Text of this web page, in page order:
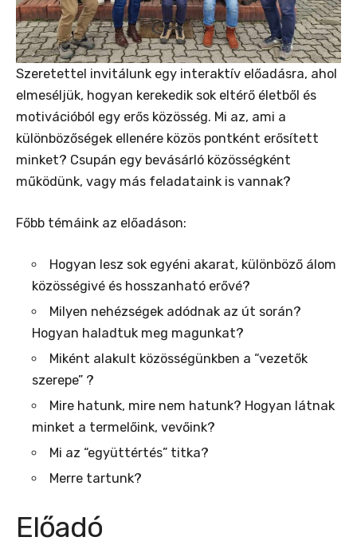
Szeretettel invitálunk egy interaktív előadásra, ahol
elmeséljük, hogyan kerekedik sok eltérő életből és
motivációból egy erős közösség. Mi az, ami a
különbözőségek ellenére közös pontként erősített
minket? Csupán egy bevásárló közösségként
működünk, vagy más feladataink is vannak?
Főbb témáink az előadáson:
Hogyan lesz sok egyéni akarat, különböző álom
közösségivé és hosszanható erővé?
Milyen nehézségek adódnak az út során?
Hogyan haladtuk meg magunkat?
Miként alakult közösségünkben a “vezetők
szerepe” ?
Mire hatunk, mire nem hatunk? Hogyan látnak
minket a termelőink, vevőink?
Mi az “együttértés” titka?
Merre tartunk?
Előadó